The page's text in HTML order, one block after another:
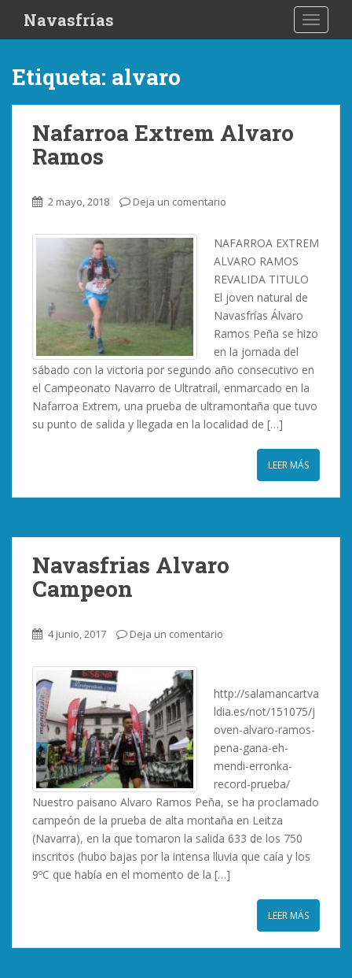
i
Navasfrías
Etiqueta: alvaro
Nafarroa Extrem Alvaro
Ramos
2 mayo, 2018 Deja un comentario
NAFARROA EXTREM
ALVARO RAMOS
REVALIDA TITULO
El joven natural de
Navasfrías Álvaro
Ramos Peña se hizo
en la jornada del
sábado con la victoria por segundo año consecutivo en
el Campeonato Navarro de Ultratrail, enmarcado en la
Nafarroa Extrem, una prueba de ultramontaña que tuvo
su punto de salida y llegada en la localidad de […]
LEER MÁS
Navasfrias Alvaro
Campeon
4 junio, 2017 Deja un comentario
http://salamancartva
ldia.es/not/151075/j
oven-alvaro-ramos-
pena-gana-eh-
mendi-erronka-
record-prueba/
Nuestro paisano Alvaro Ramos Peña, se ha proclamado
campeón de la prueba de alta montaña en Leitza
(Navarra), en la que tomaron la salida 633 de los 750
inscritos (hubo bajas por la intensa lluvia que caía y los
9ºC que había en el momento de la […]
LEER MÁS